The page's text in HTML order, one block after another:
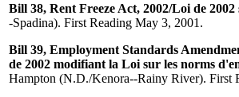
Bill 38, Rent Freeze Act, 2002/Loi de 2002
-Spadina). First Reading May 3, 2001.
Bill 39, Employment Standards
de 2002 modifiant la Loi sur les norms
Hampton (N.D./Kenora--Rainy River). First